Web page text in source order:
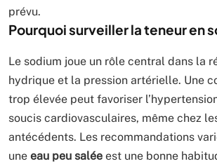
prévu.
Pourquoi surveiller la teneur en
Le sodium joue un rôle central dans la
hydrique et la pression artérielle. Une
trop élevée peut favoriser
soucis cardiovasculaires, même chez
antécédents. Les recommandations
une eau peu salée est une bonne